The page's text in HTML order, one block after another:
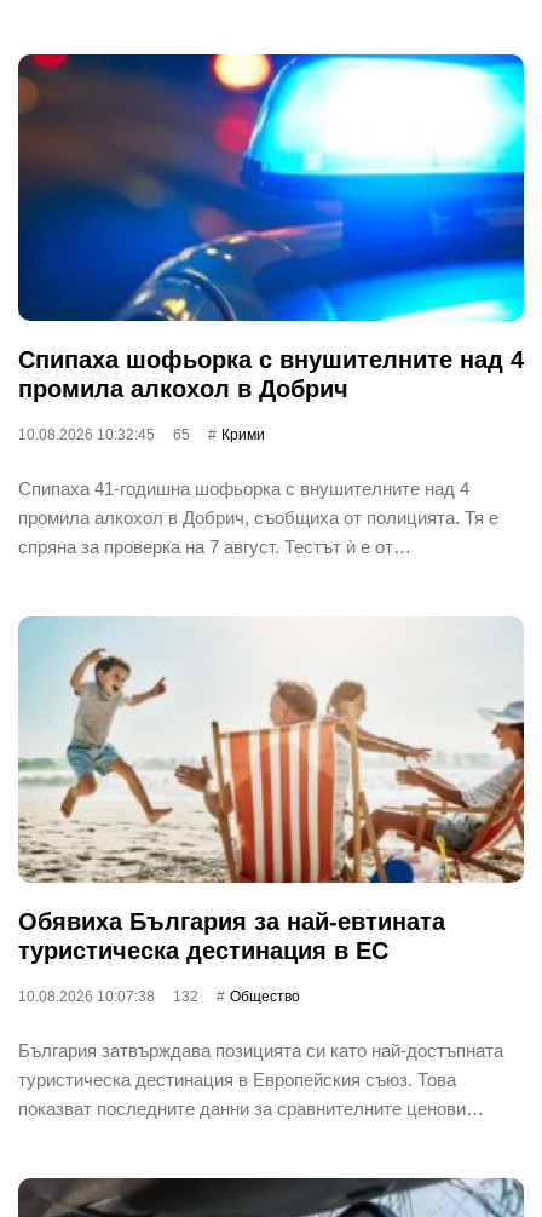
Спипаха шофьорка с внушителните над 4
промила алкохол в Добрич
10.08.2026 10:32:45 65 Крими
Спипаха 41-годишна шофьорка с внушителните над 4
промила алкохол в Добрич, съобщиха от полицията. Тя е
спряна за проверка на 7 август. Тестът ѝ е от…
Обявиха България за най-евтината
туристическа дестинация в ЕС
10.08.2026 10:07:38 132 Общество
България затвърждава позицията си като най-достъпната
туристическа дестинация в Европейския съюз. Това
показват последните данни за сравнителните ценови…